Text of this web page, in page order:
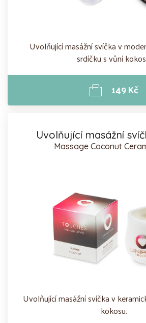
Uvolňující masážní svíčka v
srdíčku s vůní
149 Kč
Uvolňující masážní
Massage Coconut
Uvolňující masážní svíčka v
kokosu.